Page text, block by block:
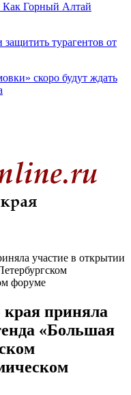
Как Горный Алтай
турагентов от
скоро будут ждать
участие в открытии
форуме
края приняла
«Большая